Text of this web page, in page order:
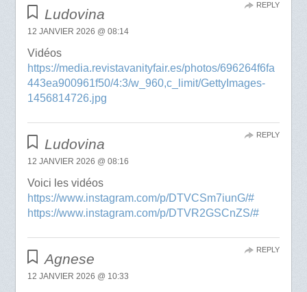
Ludovina
12 JANVIER 2026 @ 08:14
Vidéos
https://media.revistavanityfair.es/photos/696264f6fa
443ea900961f50/4:3/w_960,c_limit/GettyImages-
1456814726.jpg
REPLY
Ludovina
12 JANVIER 2026 @ 08:16
Voici les vidéos
https://www.instagram.com/p/DTVCSm7iunG/#
https://www.instagram.com/p/DTVR2GSCnZS/#
REPLY
Agnese
12 JANVIER 2026 @ 10:33
REPLY